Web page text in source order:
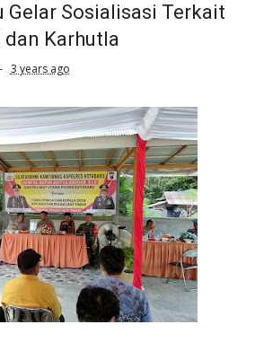
Gelar Sosialisasi Terkait
Karhutla
3 years ago